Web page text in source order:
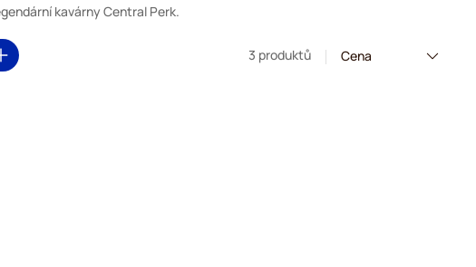
kavárny Central Perk.
3 produktů